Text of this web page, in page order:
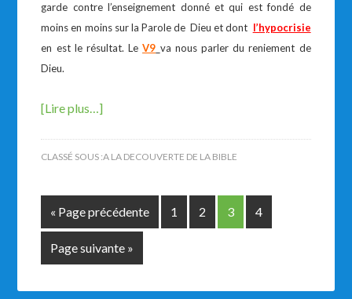
garde contre l’enseignement donné et qui est fondé de
moins en moins sur la Parole de Dieu et dont l’hypocrisie
en est le résultat. LeV9 va nous parler du reniement de
Dieu.
[Lire plus…]
CLASSÉ SOUS :A LA DECOUVERTE DE LA BIBLE
« Page précédente 1 2 3 4
Page suivante »